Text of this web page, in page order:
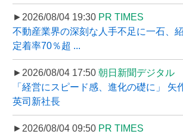
►2026/08/04 19:30 PR TIMES
不動産業界の深刻な人手不足に一石、
定着率70％超 ...
►2026/08/04 17:50 朝日新聞デジタル
「経営にスピード感、進化の礎に」 矢
英司新社長
►2026/08/04 09:50 PR TIMES